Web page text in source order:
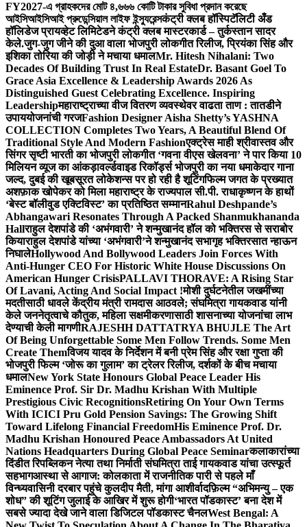
FY2027-এ গ্রাহকদের মোট ৪,৬৬৬ কোটি টাকার সুবিধা প্রদান করেছে
আইসিআইসিআই প্রুডেন্সিয়াল লাইফ ইন্স্যুরেন্সकंट्री क्लब हॉस्पिटॅलिटी अँड
हॉलिडेज प्रायव्हेट लिमिटेडने कंट्री क्लब मास्टरकार्ड – तुर्कस्तान सादर
केले.जुग-जुग जीने की दुआ वाला भोजपुरी लोकगीत रिलीज, प्रियंका सिंह और
इशिका तोरिया की जोड़ी ने मचाया धमालMr. Hitesh Nihalani: Two
Decades Of Building Trust In Real EstateDr. Basant Goel To
Grace Asia Excellence & Leadership Awards 2026 As
Distinguished Guest Celebrating Excellence. Inspiring
Leadershipमहाराष्ट्राच्या वीज वितरण व्यवस्थेवर वाढता ताण : तातडीने
उपाययोजनांची गरजFashion Designer Aisha Shetty’s YASHNA
COLLECTION Completes Two Years, A Beautiful Blend Of
Traditional Style And Modern Fashionएक्ट्रेस माही श्रीवास्तव और
सिंगर सृष्टी भारती का भोजपुरी लोकगीत ‘गवना वीएस खेलवना’ ने पार किया 10
मिलियन व्यूज का आंकड़ावर्ल्डवाइड रिकॉर्ड्स भोजपुरी का नया धमाकेदार गाना
जल्द, दुबई की खूबसूरत लोकेशन्स पर हो रही है शूटिंगफिल्म जगत के प्रख्यात
अशफ़ाक खोपेकर को मिला महाराष्ट्र के राज्यपाल सी.पी. राधाकृष्णन के हाथों
‘बेस्ट बॉलीवुड एक्टिविस्ट’ का प्रतिष्ठित सम्मानRahul Deshpande’s
Abhangawari Resonates Through A Packed Shanmukhananda
Hallराहुल देशपांडे की ‘अभंगवारी’ ने शन्मुखानंद हॉल को भक्तिरस से सराबोर
कियाराहुल देशपांडे यांच्या ‘अभंगवारी’ने शन्मुखानंद सभागृह भक्तिरसात न्हाऊन
निघालेHollywood And Bollywood Leaders Join Forces With
Anti-Hunger CEO For Historic White House Discussions On
American Hunger CrisisPALLAVI THORAVE: A Rising Star
Of Lavani, Acting And Social Impact !मोशी दुर्घटनेतील जखमींच्या
मदतीसाठी धावले केंद्रीय मंत्री रामदास आठवले; संघमित्रा गायकवाड यांनी
केले जननेतृत्वाचे कौतुक, महिला सक्षमीकरणासाठी शासनाच्या योजनांचा लाभ
देण्याची केली मागणीRAJESHH DATTATRYA BHUJLE The Art
Of Being Unforgettable Some Men Follow Trends. Some Men
Create Themविजय यादव के निर्देशन में बनी प्रेम सिंह और रक्षा गुप्ता की
भोजपुरी फिल्म ‘जोरू का गुलाम’ का ट्रेलर रिलीज, दर्शकों के बीच मचाया
धमालNew York State Honours Global Peace Leader His
Eminence Prof. Sir Dr. Madhu Krishan With Multiple
Prestigious Civic RecognitionsRetiring On Your Own Terms
With ICICI Pru Gold Pension Savings: The Growing Shift
Toward Lifelong Financial FreedomHis Eminence Prof. Dr.
Madhu Krishan Honoured Peace Ambassadors At United
Nations Headquarters During Global Peace Seminarकलाकारांच्या
दिंडीत रिपब्लिकन नेत्या तथा निर्माती संघमित्रा ताई गायकवाड यांचा उत्स्फूर्त
सहभागआस्था से आगाज: कोलकाता में राजनीतिक पारी से पहले माँ
विन्ध्यवासिनी दरबार पहुंचे कुलदीप मैती, मांगा आशीर्वादफ़िल्म “अभिमन्यु – एक
शोध” की शूटिंग जुलाई के आखिर में शुरू होगी‘भारत पॉडकास्ट’ बना देश में
सबसे ज्यादा देखे जाने वाला डिजिटल पॉडकास्ट चैनलWest Bengal: A